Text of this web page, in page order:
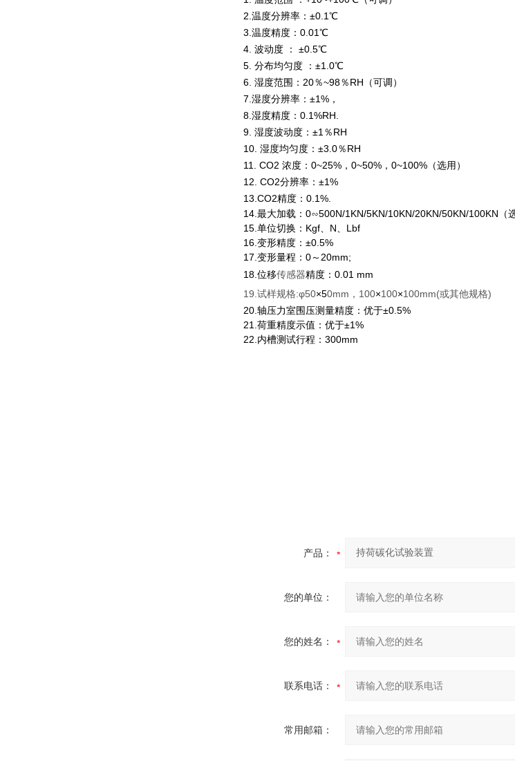
2.温度分辨率：±0.1℃
3.温度精度：0.01℃
4. 波动度 ： ±0.5℃
5. 分布均匀度 ：±1.0℃
6. 湿度范围：20％~98％RH（可调）
7.湿度分辨率：±1%，
8.湿度精度：0.1%RH.
9. 湿度波动度：±1％RH
10. 湿度均匀度：±3.0％RH
11. CO2 浓度：0~25%，0~50%，0~100%（选用）
12. CO2分辨率：±1%
13.CO2精度：0.1%.
14.最大加载：0∽500N/1KN/5KN/10KN/20KN/50KN/100KN（选
15.单位切换：Kgf、N、Lbf
16.变形精度：±0.5%
17.变形量程：0～20mm;
18.位移传感器精度：0.01 mm
19.试样规格:φ50×50mm，100×100×100mm(或其他规格)
20.轴压力室围压测量精度：优于±0.5%
21.荷重精度示值：优于±1%
22.内槽测试行程：300mm
产品：
您的单位：
您的姓名：
联系电话：
常用邮箱：